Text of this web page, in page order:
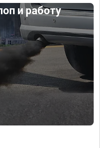
и работу